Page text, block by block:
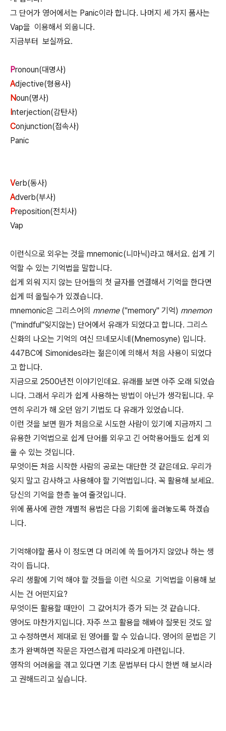
그 단어가 영어에서는 Panic이라 합니다. 나머지 세 가지 품사는
Vap을 이용해서 외웁니다.
지금부터 보실까요.
Pronoun(대명사)
Adjective(형용사)
Noun(명사)
Interjection(감탄사)
Conjunction(접속사)
Panic
Verb(동사)
Adverb(부사)
Preposition(전치사)
Vap
이런식으로 외우는 것을 mnemonic(니마닉)라고 해서요. 쉽게 기
억할 수 있는 기억법을 말합니다.
쉽게 외워 지지 않는 단어들의 첫 글자를 연결해서 기억을 한다면
쉽게 떠 올릴수가 있겠습니다.
mnemonic은 그리스어의 mneme("memory" 기억) mnemon
("mindful"잊지않는) 단어에서 유래가 되었다고 합니다. 그리스
신화의 나오는 기억의 여신 므네모시네(Mnemosyne) 입니다.
447BC에 Simonides라는 젊은이에 의해서 처음 사용이 되었다
고 합니다.
지금으로 2500년전 이야기인데요. 유래를 보면 아주 오래 되었습
니다. 그래서 우리가 쉽게 사용하는 방법이 아닌가 생각됩니다. 우
연히 우리가 해 오던 암기 기법도 다 유래가 있었습니다.
이런 것을 보면 뭔가 처음으로 시도한 사람이 있기에 지금까지 그
유용한 기억법으로 쉽게 단어를 외우고 긴 어학용어들도 쉽게 외
울 수 있는 것입니다.
무엇이든 처음 시작한 사람의 공로는 대단한 것 같은데요. 우리가
잊지 말고 감사하고 사용해야 할 기억법입니다. 꼭 활용해 보세요.
당신의 기억을 한층 높여 줄것입니다.
위에 품사에 관한 개별적 용법은 다음 기회에 올려놓도록 하겠습
니다.
기억해야할 품사 이 정도면 다 머리에 쏙 들어가지 않았나 하는 생
각이 듭니다.
우리 생활에 기억 해야 할 것들을 이런 식으로 기억법을 이용해 보
시는 건 어떤지요?
무엇이든 활용할 때만이 그 값어치가 증가 되는 것 같습니다.
영어도 마찬가지입니다. 자주 쓰고 활용을 해봐야 잘못된 것도 알
고 수정하면서 제대로 된 영어를 할 수 있습니다. 영어의 문법은 기
초가 완벽하면 작문은 자연스럽게 따라오게 마련입니다.
영작의 어려움을 겪고 있다면 기초 문법부터 다시 한번 해 보시라
고 권해드리고 싶습니다.